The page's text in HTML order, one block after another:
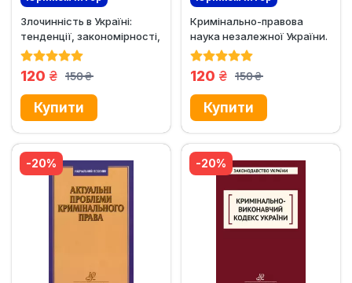
Злочинність в Україні:
тенденції, закономірності,
методи пізнання
150
грн.
120 грн.
Кримінально-правова
наука незалежної України.
Проблеми загальної
150
грн.
120 грн.
-20% -20%